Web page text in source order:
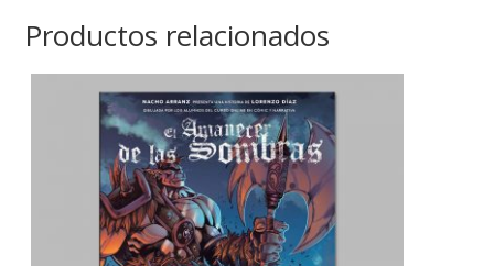
Productos relacionados